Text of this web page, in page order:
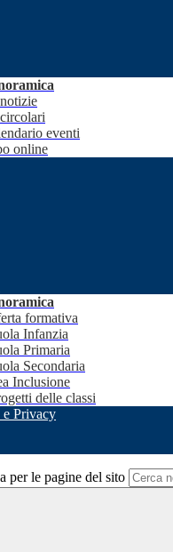
eventi
online
formativa
Infanzia
Primaria
Secondaria
Inclusione
delle classi
e Privacy
per le pagine del sito